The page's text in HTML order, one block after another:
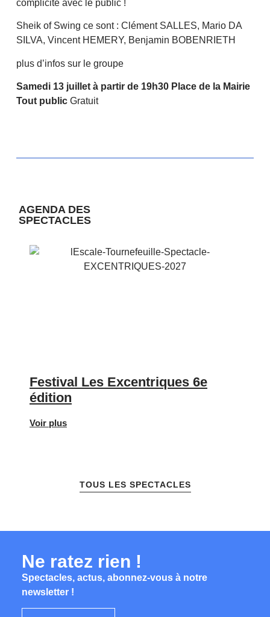
complicité avec le public !
Sheik of Swing ce sont : Clément SALLES, Mario DA
SILVA, Vincent HEMERY, Benjamin BOBENRIETH
plus d’infos sur le groupe
Samedi 13 juillet à partir de 19h30 Place de la Mairie
Tout publicGratuit
AGENDA DES
SPECTACLES
Festival Les Excentriques 6e
édition
Voir plus
TOUS LES SPECTACLES
Ne ratez rien !
Spectacles, actus, abonnez-vous à notre
newsletter !